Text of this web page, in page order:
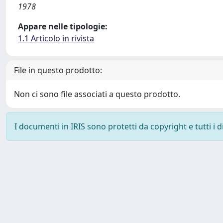
1978
Appare nelle tipologie:
1.1 Articolo in rivista
File in questo prodotto:
Non ci sono file associati a questo prodotto.
I documenti in IRIS sono protetti da copyright e tutti i